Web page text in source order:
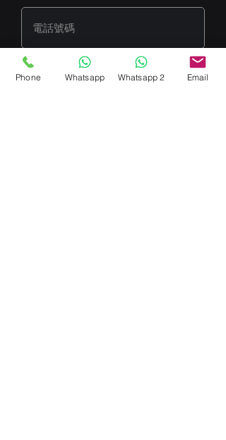
Enter Your Email
Phone Whatsapp Whatsapp 2 Email